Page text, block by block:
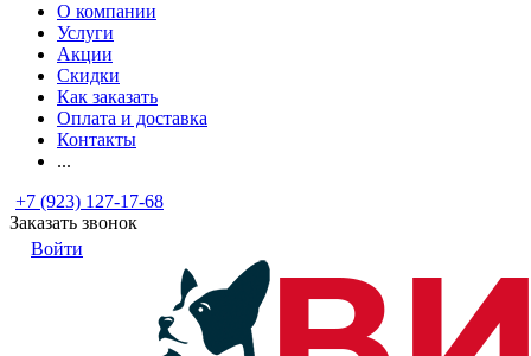
О компании
Услуги
Акции
Скидки
Как заказать
Оплата и доставка
Контакты
...
+7 (923) 127-17-68
Заказать звонок
Войти